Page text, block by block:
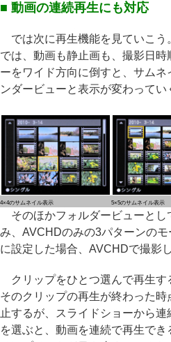
■ 動画の連続再生にも対応
では次に再生機能を見ていこう
では、動画も静止画も、撮影日
ーをワイド方向に倒すと、サム
ンダービューと表示が変わってい
4×4のサムネイル表示 5×5のサムネイル表示
そのほかフォルダービューとし
み、AVCHDのみの3パターンの
に設定した場合、AVCHDで撮影
クリップをひとつ選んで再生す
そのクリップの再生が終わった時
止するが、スライドショーから連
を選ぶと、動画を連続で再生でき